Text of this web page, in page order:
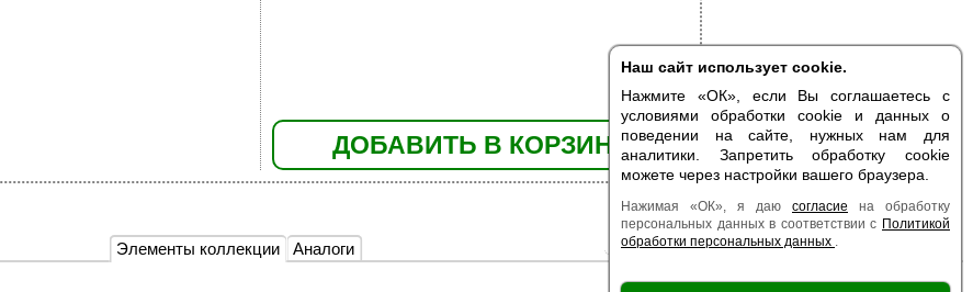
Наш сайт использует cookie.
Нажмите «ОК», если Вы соглашаетесь с
условиями обработки cookie и данных о
поведении на сайте, нужных нам для
аналитики. Запретить обработку cookie
можете через настройки вашего браузера.
Нажимая «ОК», я даю согласие на обработку
персональных данных в соответствии с Политикой
обработки персональных данных .
ДОБАВИТЬ В КОРЗИНУ
Элементы коллекции Аналоги Есть образец | Поверхность |